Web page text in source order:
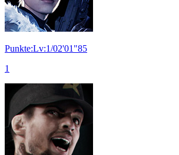
Punkte:Lv:1/02'01"85
1